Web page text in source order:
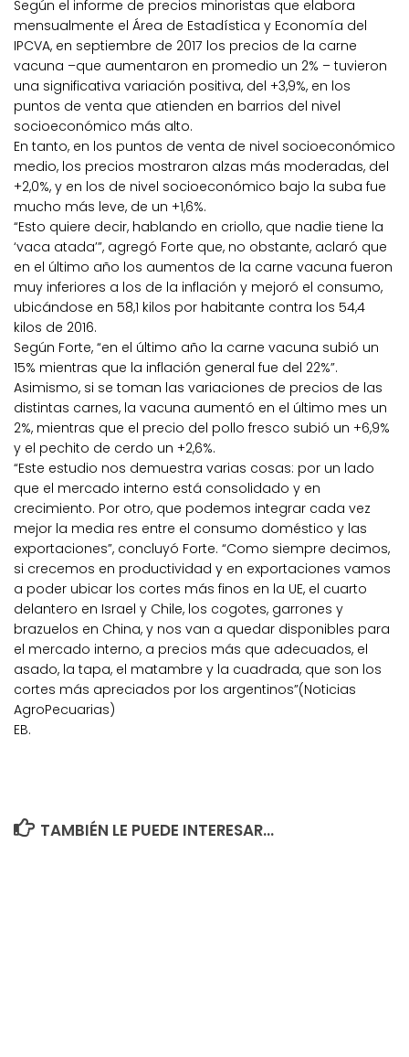
Según el informe de precios minoristas que elabora
mensualmente el Área de Estadística y Economía del
IPCVA, en septiembre de 2017 los precios de la carne
vacuna –que aumentaron en promedio un 2% – tuvieron
una significativa variación positiva, del +3,9%, en los
puntos de venta que atienden en barrios del nivel
socioeconómico más alto.
En tanto, en los puntos de venta de nivel socioeconómico
medio, los precios mostraron alzas más moderadas, del
+2,0%, y en los de nivel socioeconómico bajo la suba fue
mucho más leve, de un +1,6%.
“Esto quiere decir, hablando en criollo, que nadie tiene la
‘vaca atada’”, agregó Forte que, no obstante, aclaró que
en el último año los aumentos de la carne vacuna fueron
muy inferiores a los de la inflación y mejoró el consumo,
ubicándose en 58,1 kilos por habitante contra los 54,4
kilos de 2016.
Según Forte, “en el último año la carne vacuna subió un
15% mientras que la inflación general fue del 22%”.
Asimismo, si se toman las variaciones de precios de las
distintas carnes, la vacuna aumentó en el último mes un
2%, mientras que el precio del pollo fresco subió un +6,9%
y el pechito de cerdo un +2,6%.
“Este estudio nos demuestra varias cosas: por un lado
que el mercado interno está consolidado y en
crecimiento. Por otro, que podemos integrar cada vez
mejor la media res entre el consumo doméstico y las
exportaciones”, concluyó Forte. “Como siempre decimos,
si crecemos en productividad y en exportaciones vamos
a poder ubicar los cortes más finos en la UE, el cuarto
delantero en Israel y Chile, los cogotes, garrones y
brazuelos en China, y nos van a quedar disponibles para
el mercado interno, a precios más que adecuados, el
asado, la tapa, el matambre y la cuadrada, que son los
cortes más apreciados por los argentinos”(Noticias
AgroPecuarias)
EB.
TAMBIÉN LE PUEDE INTERESAR...